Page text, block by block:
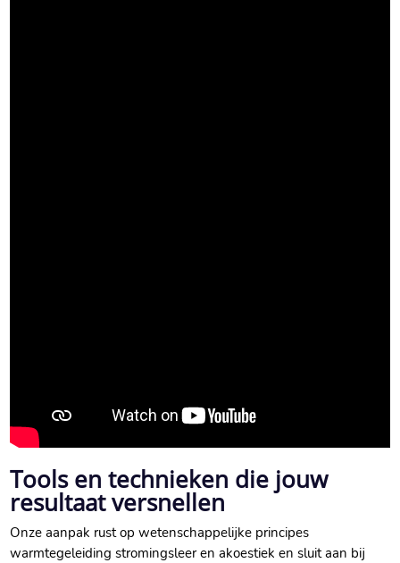
Tools en technieken die jouw
resultaat versnellen
Onze aanpak rust op wetenschappelijke principes
warmtegeleiding stromingsleer en akoestiek en sluit aan bij